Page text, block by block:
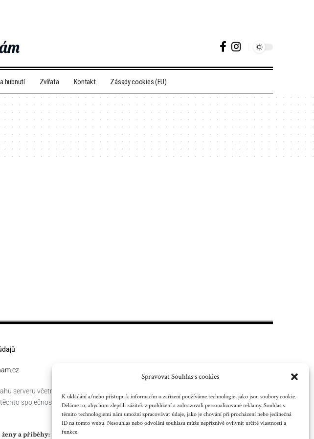
Spravovat Souhlas s cookies
K ukládání a/nebo přístupu k informacím o zařízení používáme technologie, jako jsou soubory cookie.
Děláme to, abychom zlepšili zážitek z prohlížení a zobrazovali personalizované reklamy. Souhlas s
těmito technologiemi nám umožní zpracovávat údaje, jako je chování při procházení nebo jedinečná
ID na tomto webu. Nesouhlas nebo odvolání souhlasu může nepříznivě ovlivnit určité vlastnosti a
funkce.
hubnutí Zvířata Kontakt Zásady cookies (EU)
serveru včetně publikování nebo jiného
společností zakázáno.
a příběhy: